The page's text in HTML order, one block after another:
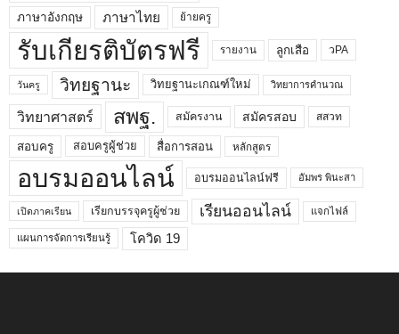
ภาษาอังกฤษ ภาษาไทย ย้ายครู
รับเกียรติบัตรฟรี รายงาน ลูกเสือ วPA
วันครู วิทยฐานะ วิทยฐานะเกณฑ์ใหม่ วิทยาการคำนวณ
วิทยาศาสตร์ สพฐ. สมัครงาน สมัครสอบ สสวท
สอบครู สอบครูผู้ช่วย สื่อการสอน หลักสูตร
อบรมออนไลน์ อบรมออนไลน์ฟรี อัมพร พินะสา
เปิดภาคเรียน เรียกบรรจุครูผู้ช่วย เรียนออนไลน์ แจกไฟล์
แผนการจัดการเรียนรู้ โควิด 19